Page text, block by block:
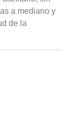
a mediano y
de la